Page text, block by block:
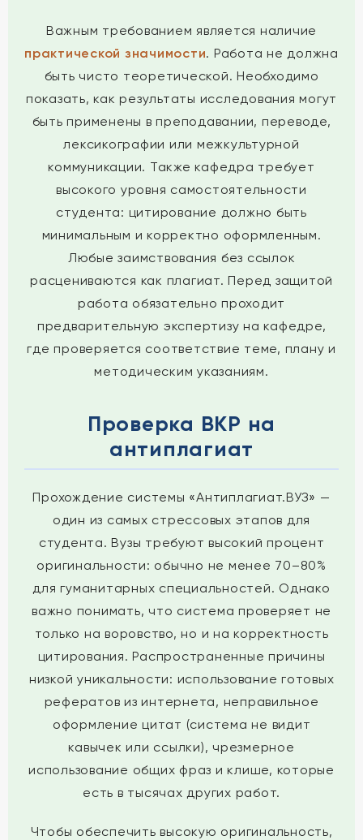
Важным требованием является наличие
практической значимости. Работа не должна
быть чисто теоретической. Необходимо
показать, как результаты исследования могут
быть применены в преподавании, переводе,
лексикографии или межкультурной
коммуникации. Также кафедра требует
высокого уровня самостоятельности
студента: цитирование должно быть
минимальным и корректно оформленным.
Любые заимствования без ссылок
расцениваются как плагиат. Перед защитой
работа обязательно проходит
предварительную экспертизу на кафедре,
где проверяется соответствие теме, плану и
методическим указаниям.
Проверка ВКР на
антиплагиат
Прохождение системы «Антиплагиат.ВУЗ» —
один из самых стрессовых этапов для
студента. Вузы требуют высокий процент
оригинальности: обычно не менее 70–80%
для гуманитарных специальностей. Однако
важно понимать, что система проверяет не
только на воровство, но и на корректность
цитирования. Распространенные причины
низкой уникальности: использование готовых
рефератов из интернета, неправильное
оформление цитат (система не видит
кавычек или ссылки), чрезмерное
использование общих фраз и клише, которые
есть в тысячах других работ.
Чтобы обеспечить высокую оригинальность,